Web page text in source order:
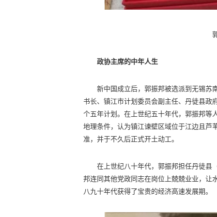
政协主席的中年人生
新中国成立后，郭振邦被选派到无锡苏
书长、镇江市计划委员会副主任、丹徒县政
个五年计划。在上世纪五十年代，郭振邦等
地理条件，认为镇江谏壁区域位于江边且芦
准，并于不久后正式开土动工。
在上世纪八十年代，郭振邦担任丹徒县
邦连同其他党政同志在岗位上兢兢业业，让
八九十年代获得了宝贵的经济高速发展期。